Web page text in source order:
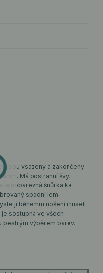
jsou vsazeny a zakončeny
Má postranní švy,
šnůrka ke
spodní lem
jí běhemm nošení museli
sostupná ve všech
pestrým výběrem barev.